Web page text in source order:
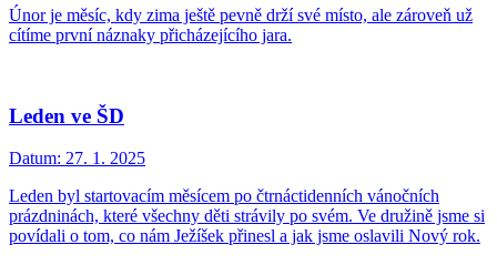
Únor je měsíc, kdy zima ještě pevně drží své místo, ale zároveň už
cítíme první náznaky přicházejícího jara.
Leden ve ŠD
Datum: 27. 1. 2025
Leden byl startovacím měsícem po čtrnáctidenních vánočních
prázdninách, které všechny děti strávily po svém. Ve družině jsme si
povídali o tom, co nám Ježíšek přinesl a jak jsme oslavili Nový rok.